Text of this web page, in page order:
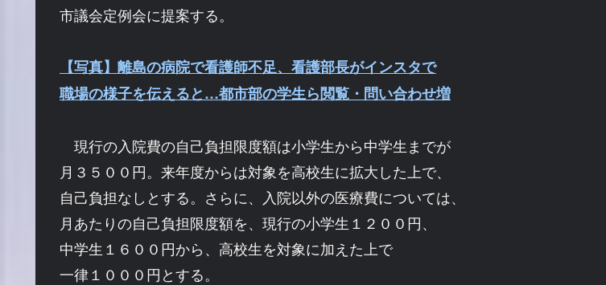
市議会定例会に提案する。
【写真】離島の病院で看護師不足、看護部長がインスタで
職場の様子を伝えると…都市部の学生ら閲覧・問い合わせ増
現行の入院費の自己負担限度額は小学生から中学生までが
月３５００円。来年度からは対象を高校生に拡大した上で、
自己負担なしとする。さらに、入院以外の医療費については、
月あたりの自己負担限度額を、現行の小学生１２００円、
中学生１６００円から、高校生を対象に加えた上で
一律１０００円とする。